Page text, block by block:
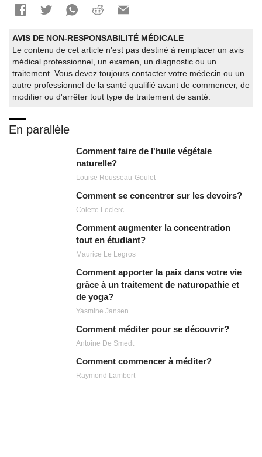
AVIS DE NON-RESPONSABILITÉ MÉDICALE
Le contenu de cet article n'est pas destiné à remplacer un avis
médical professionnel, un examen, un diagnostic ou un
traitement. Vous devez toujours contacter votre médecin ou un
autre professionnel de la santé qualifié avant de commencer, de
modifier ou d'arrêter tout type de traitement de santé.
En parallèle
Comment faire de l'huile végétale
naturelle?
Louise Rousseau-Goulet
Comment se concentrer sur les devoirs?
Colette Leclerc
Comment augmenter la concentration
tout en étudiant?
Maurice Le Legros
Comment apporter la paix dans votre vie
grâce à un traitement de naturopathie et
de yoga?
Yasmine Jansen
Comment méditer pour se découvrir?
Antoine De Smedt
Comment commencer à méditer?
Raymond Lambert